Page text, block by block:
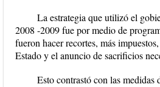
La estrategia que utilizó el
2008 -2009 fue por medio de
fueron hacer recortes, más
Estado y el anuncio de sacrificios
Esto contrastó con las